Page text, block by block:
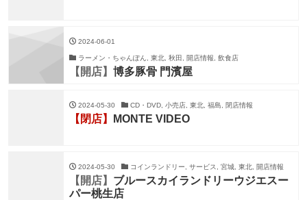
2024-06-01
ラーメン・ちゃんぽん, 東北, 秋田, 開店情報, 飲食店
【開店】 博多豚骨 門濱屋
2024-05-30 CD・DVD, 小売店, 東北, 福島, 閉店情報
【閉店】 MONTE VIDEO
2024-05-30 コインランドリー, サービス, 宮城, 東北, 開店情報
【開店】 ブルースカイランドリーウジエスー
パー桃生店